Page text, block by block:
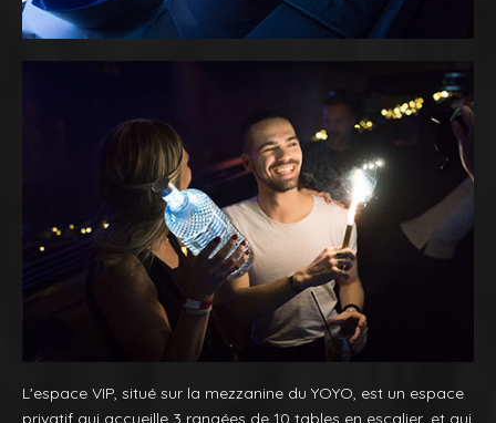
L'espace VIP, situé sur la mezzanine du YOYO, est un espace
privatif qui accueille 3 rangées de 10 tables en escalier, et qui